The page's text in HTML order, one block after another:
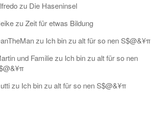
zu Die Haseninsel
zuZeit für etwas Bildung
zu Ich bin zu alt für so nen S$@&¥π
und Familiezu Ich bin zu alt für so nen
zu Ich bin zu alt für so nen S$@&¥π